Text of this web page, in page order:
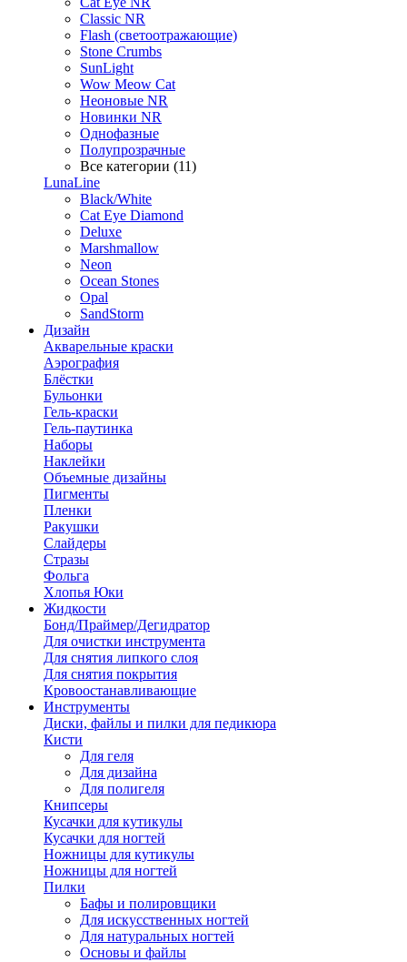
Classic NR
Flash (светоотражающие)
Stone Crumbs
SunLight
Wow Meow Cat
Неоновые NR
Новинки NR
Однофазные
Полупрозрачные
Все категории (11)
LunaLine
Black/White
Cat Eye Diamond
Deluxe
Marshmallow
Neon
Ocean Stones
Opal
SandStorm
Дизайн
Акварельные краски
Аэрография
Блёстки
Бульонки
Гель-краски
Гель-паутинка
Наборы
Наклейки
Объемные дизайны
Пигменты
Пленки
Ракушки
Слайдеры
Стразы
Фольга
Хлопья Юки
Жидкости
Бонд/Праймер/Дегидратор
Для очистки инструмента
Для снятия липкого слоя
Для снятия покрытия
Кровоостанавливающие
Инструменты
Диски, файлы и пилки для педикюра
Кисти
Для геля
Для дизайна
Для полигеля
Книпсеры
Кусачки для кутикулы
Кусачки для ногтей
Ножницы для кутикулы
Ножницы для ногтей
Пилки
Бафы и полировщики
Для искусственных ногтей
Для натуральных ногтей
Основы и файлы